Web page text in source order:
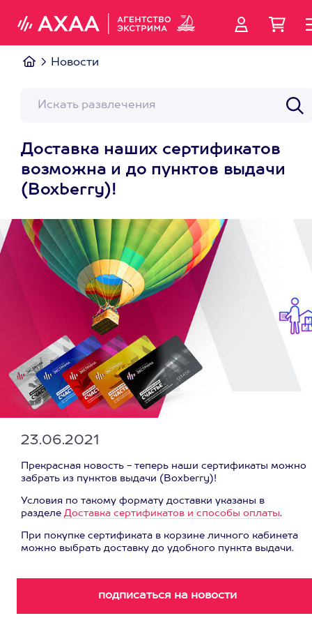
Новости
Доставка наших сертификатов
возможна и до пунктов выдачи
(Boxberry)!
23.06.2021
Прекрасная новость - теперь наши сертификаты можно
забрать из пунктов выдачи (Boxberry)!
Условия по такому формату доставки указаны в
разделе Доставка сертификатов и способы оплаты.
При покупке сертификата в корзине личного кабинета
можно выбрать доставку до удобного пункта выдачи.